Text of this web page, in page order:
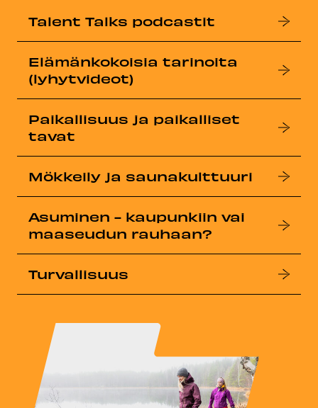
Talent Talks podcastit
Elämänkokoisia tarinoita
(lyhytvideot)
Paikallisuus ja paikalliset
tavat
Mökkeily ja saunakulttuuri
Asuminen - kaupunkiin vai
maaseudun rauhaan?
Turvallisuus